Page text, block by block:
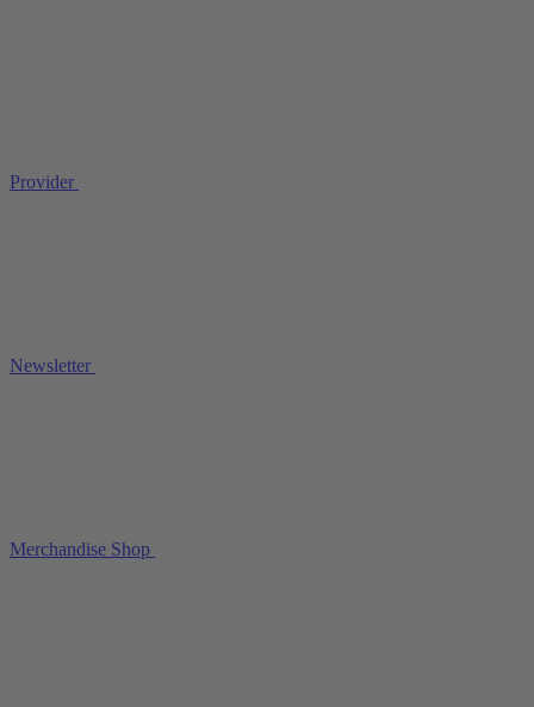
Provider
Newsletter
Merchandise Shop